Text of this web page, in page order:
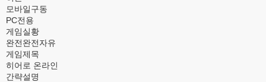
모바일구동
PC전용
게임실황
완전완전자유
게임제목
히어로 온라인
간략설명